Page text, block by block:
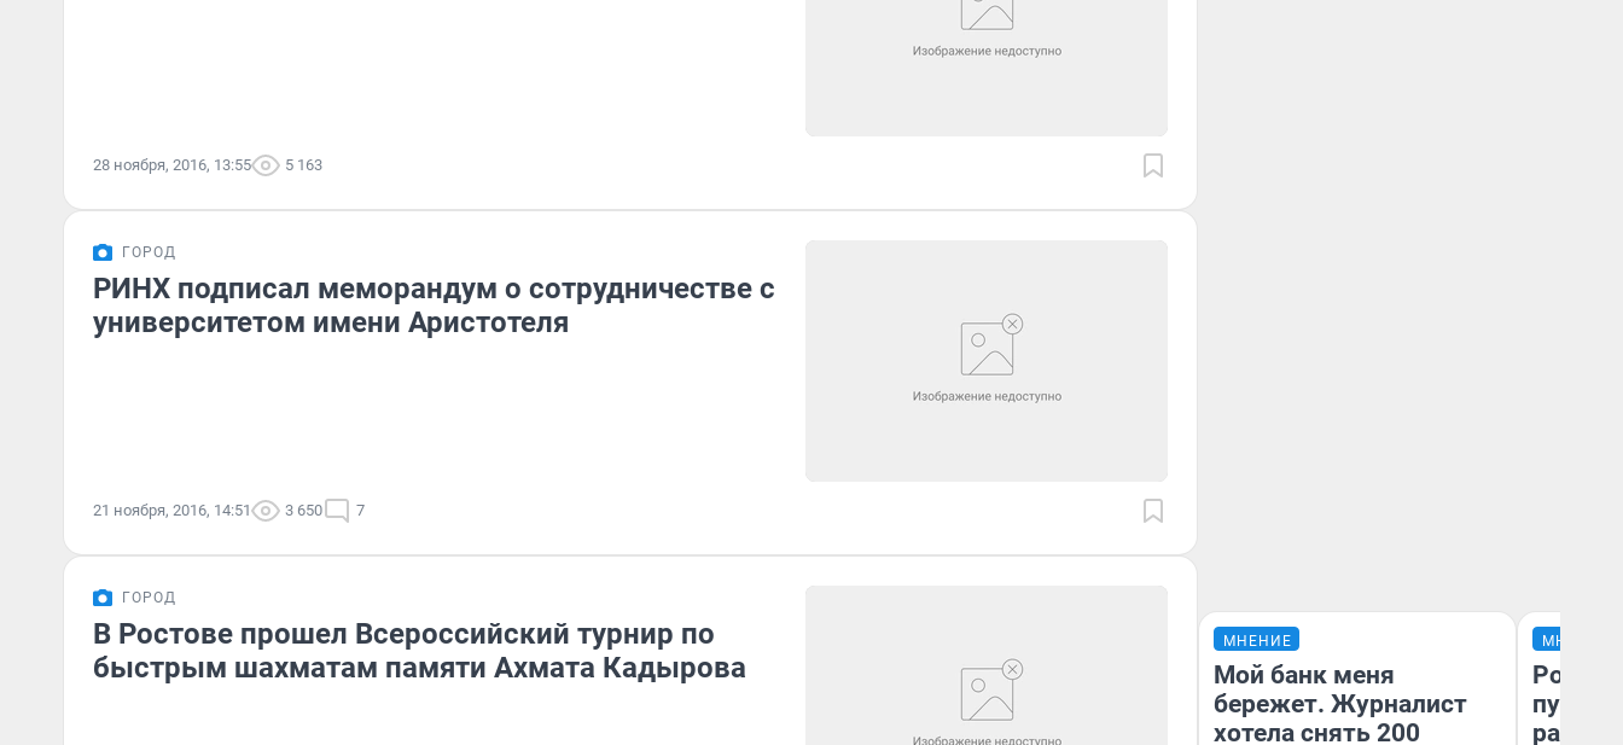
28 ноября, 2016, 13:55 5 163
ГОРОД
РИНХ подписал меморандум о сотрудничестве с
университетом имени Аристотеля
21 ноября, 2016, 14:51 3 650 7
ГОРОД
В Ростове прошел Всероссийский турнир по
быстрым шахматам памяти Ахмата Кадырова
МНЕНИЕ
Мой банк меня
бережет. Журналист
хотела снять 200
МНЕНИЕ